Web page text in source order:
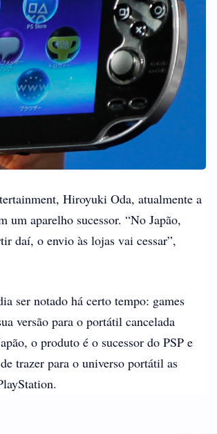
Hiroyuki Oda, atualmente a
um aparelho sucessor. “No Japão,
daí, o envio às lojas vai cessar”,
ser notado há certo tempo: games
versão para o portátil cancelada
o produto é o sucessor do PSP e
trazer para o universo portátil as